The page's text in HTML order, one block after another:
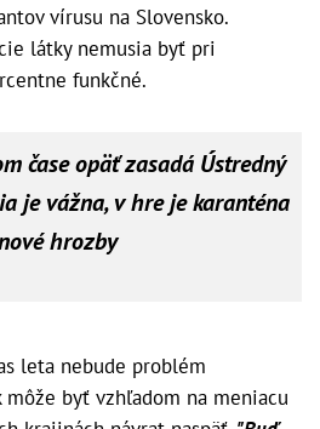
vírusu na Slovensko.
látky nemusia byť pri
funkčné.
čase opäť zasadá Ústredný
je vážna, v hre je karanténa
hrozby
leta nebude problém
môže byť vzhľadom na meniacu